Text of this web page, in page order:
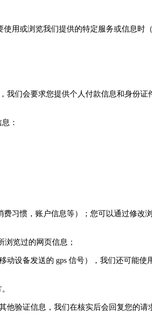
或浏览我们提供的特定服务或信息时
们会要求您提供个人付款信息和身份证
：
惯，账户信息等）；您可以通过修改
览过的网页信息；
设备发送的 gps 信号），我们还可能使
他验证信息，我们在核实后会回复您的请